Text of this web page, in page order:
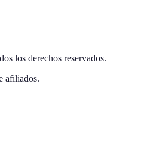
los derechos reservados.
afiliados.